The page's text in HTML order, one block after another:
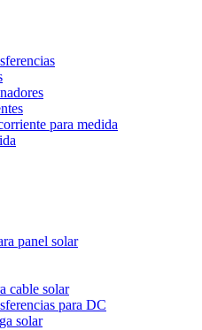
para medida
panel solar
cable solar
para DC
solar